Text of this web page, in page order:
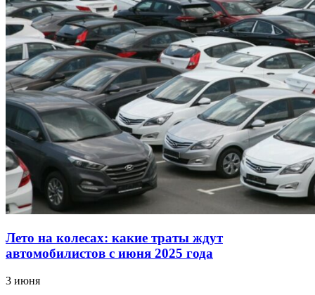
Лето на колесах: какие траты ждут
автомобилистов с июня 2025 года
3 июня